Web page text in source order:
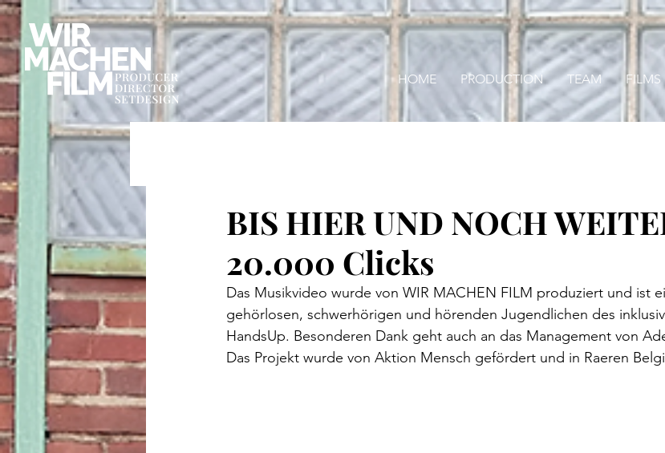
HOME PRODUCTION TEAM FILMS
BIS HIER UND NOCH
20.000 Clicks
Das Musikvideo wurde von WIR MACHEN FILM produziert und ist
gehörlosen, schwerhörigen und hörenden Jugendlichen des
HandsUp. Besonderen Dank geht auch an das Management von
Das Projekt wurde von Aktion Mensch gefördert und in Raeren